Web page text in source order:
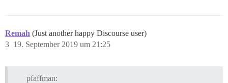
Remah (Just another happy Discourse user)
19. September 2019 um 21:25
3
pfaffman: